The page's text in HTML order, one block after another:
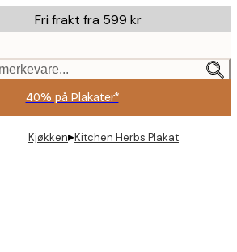
Fri frakt fra 599 kr
40% på Plakater*
Kjøkken▸Kitchen Herbs Plakat